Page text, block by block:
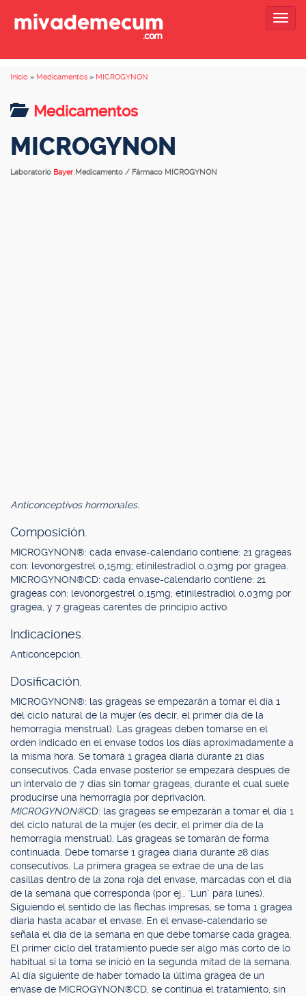
Inicio » Medicamentos » MICROGYNON
Medicamentos
MICROGYNON
Laboratorio Bayer Medicamento / Fármaco MICROGYNON
Anticonceptivos hormonales.
Composición.
MICROGYNON®: cada envase-calendario contiene: 21 grageas
con: levonorgestrel 0,15mg; etinilestradiol 0,03mg por gragea.
MICROGYNON®CD: cada envase-calendario contiene: 21
grageas con: levonorgestrel 0,15mg; etinilestradiol 0,03mg por
gragea, y 7 grageas carentes de principio activo.
Indicaciones.
Anticoncepción.
Dosificación.
MICROGYNON®: las grageas se empezarán a tomar el día 1
del ciclo natural de la mujer (es decir, el primer día de la
hemorragia menstrual). Las grageas deben tomarse en el
orden indicado en el envase todos los días aproximadamente a
la misma hora. Se tomará 1 gragea diaria durante 21 días
consecutivos. Cada envase posterior se empezará después de
un intervalo de 7 días sin tomar grageas, durante el cual suele
producirse una hemorragia por deprivación.
MICROGYNON®CD: las grageas se empezarán a tomar el día 1
del ciclo natural de la mujer (es decir, el primer día de la
hemorragia menstrual). Las grageas se tomarán de forma
continuada. Debe tomarse 1 gragea diaria durante 28 días
consecutivos. La primera gragea se extrae de una de las
casillas dentro de la zona roja del envase, marcadas con el día
de la semana que corresponda (por ej., "Lun" para lunes).
Siguiendo el sentido de las flechas impresas, se toma 1 gragea
diaria hasta acabar el envase. En el envase-calendario se
señala el día de la semana en que debe tomarse cada gragea.
El primer ciclo del tratamiento puede ser algo más corto de lo
habitual si la toma se inició en la segunda mitad de la semana.
Al día siguiente de haber tomado la última gragea de un
envase de MICROGYNON®CD, se continúa el tratamiento, sin